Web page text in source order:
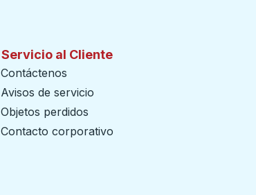
Servicio al Cliente
Contáctenos
Avisos de servicio
Objetos perdidos
Contacto corporativo